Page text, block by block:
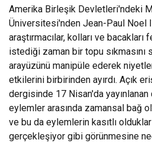
Amerika Birleşik Devletleri'ndeki
Üniversitesi'nden Jean-Paul Noel
araştırmacılar, kolları ve
istediği zaman bir topu sıkmasını
arayüzünü manipüle ederek
etkilerini birbirinden ayırdı. Açık
dergisinde 17 Nisan'da yayınlanan
eylemler arasında zamansal bağ
ve bu da eylemlerin kasıtlı
gerçekleşiyor gibi görünmesine